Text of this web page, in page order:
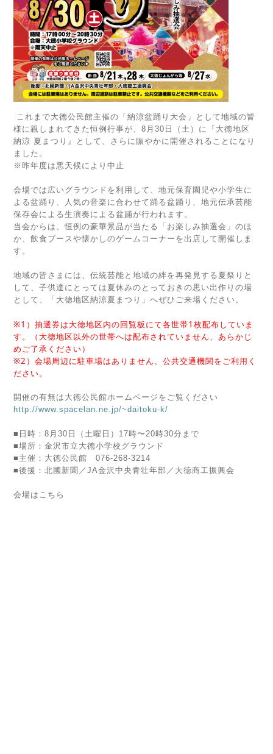
これまで大徳公民館主催の「納涼盆踊り大会」として地域の皆
様に親しまれてきた恒例行事が、8月30日（土）に『大徳地区
納涼 夏まつり』として、さらに賑やかに開催されることになり
ました。
※昨年度は悪天候により中止
会場では広いグラウンドを利用して、地元保育園児や小学生に
よる盆踊り、人気の音楽に合わせて踊る盆踊り、地元伝承芸能
保存会による生演奏による盆踊が行われます。
当会からは、恒例の豪華景品が当たる「お楽しみ抽選会」のほ
か、飲食ブースや懐かしのゲームコーナーを出店して開催しま
す。
地域の皆さまには、伝統芸能と地域の絆を再発見する夏祭りと
して、子供達にとっては夏休みのとっておきの思い出作りの場
として、「大徳地区納涼夏まつり」へぜひご来場ください。
※1）抽選券は大徳地区内の回覧板にて各世帯1枚配布していま
す。（大徳地区以外の世帯へは配布されていません、あらかじ
めご了承ください）
※2）会場周辺に駐車場はありません、公共交通機関をご利用く
ださい。
開催の有無は大徳公民館ホームページをご覧ください
http://www.spacelan.ne.jp/~daitoku-k/
■日時：8月30日（土曜日）17時〜20時30分まで
■場所：金沢市立大徳小学校グラウンド
■主催：大徳公民館 076-268-3214
■後援：北國新聞／JA金沢中央青壮年部／大徳商工振興会
会場はこちら